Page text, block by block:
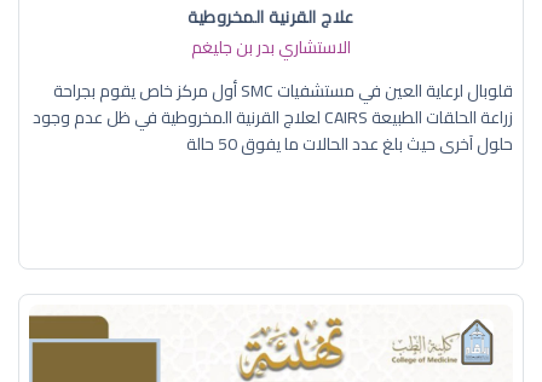
علاج القرنية المخروطية
الاستشاري بدر بن جليغم
قلوبال لرعاية العين في مستشفيات SMC أول مركز خاص يقوم بجراحة
زراعة الحلقات الطبيعة CAIRS لعلاج القرنية المخروطية في ظل عدم وجود
حلول آخرى حيث بلغ عدد الحالات ما يفوق 50 حالة